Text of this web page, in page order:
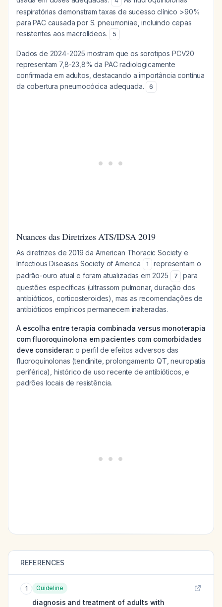
respiratórias demonstram taxas de sucesso clínico >90%
para PAC causada por S. pneumoniae, incluindo cepas
resistentes aos macrolídeos.
5
Dados de 2024-2025 mostram que os sorotipos PCV20
representam 7,8-23,8% da PAC radiologicamente
confirmada em adultos, destacando a importância contínua
da cobertura pneumocócica adequada.
6
Nuances das Diretrizes ATS/IDSA 2019
As diretrizes de 2019 da American Thoracic Society e
Infectious Diseases Society of America
1
representam o
padrão-ouro atual e foram atualizadas em 2025
7
para
questões específicas (ultrassom pulmonar, duração dos
antibióticos, corticosteroides), mas as recomendações de
antibióticos empíricos permanecem inalteradas.
A escolha entre terapia combinada versus monoterapia
com fluoroquinolona em pacientes com comorbidades
deve considerar: o perfil de efeitos adversos das
fluoroquinolonas (tendinite, prolongamento QT, neuropatia
periférica), histórico de uso recente de antibióticos, e
padrões locais de resistência.
REFERENCES
1 Guideline
diagnosis and treatment of adults with